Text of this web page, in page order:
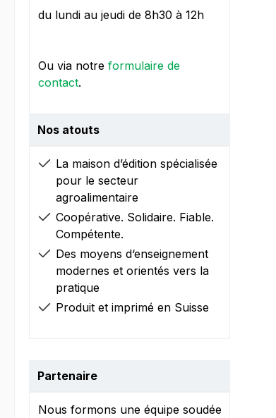
du lundi au jeudi de 8h30 à 12h
Ou via notre formulaire de
contact.
Nos atouts
La maison d’édition spécialisée
pour le secteur
agroalimentaire
Coopérative. Solidaire. Fiable.
Compétente.
Des moyens d‘enseignement
modernes et orientés vers la
pratique
Produit et imprimé en Suisse
Partenaire
Nous formons une équipe soudée